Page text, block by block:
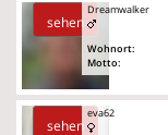
sehen
Dreamwalker
Wohnort:
Motto:
sehen
eva62